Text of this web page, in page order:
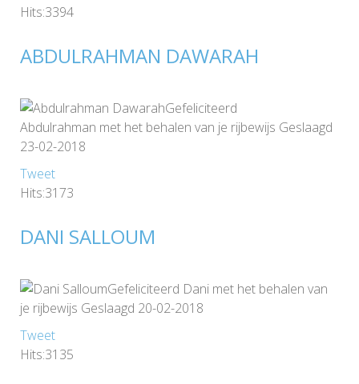
Hits:3394
ABDULRAHMAN DAWARAH
Gefeliciteerd
Abdulrahman met het behalen van je rijbewijs Geslaagd
23-02-2018
Tweet
Hits:3173
DANI SALLOUM
Gefeliciteerd Dani met het behalen van
je rijbewijs Geslaagd 20-02-2018
Tweet
Hits:3135